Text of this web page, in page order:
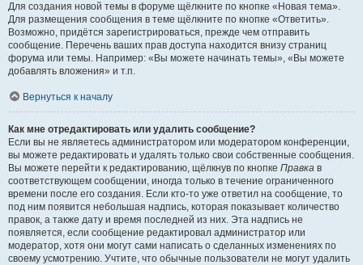
Для создания новой темы в форуме щёлкните по кнопке «Новая тема».
Для размещения сообщения в теме щёлкните по кнопке «Ответить».
Возможно, придётся зарегистрироваться, прежде чем отправить
сообщение. Перечень ваших прав доступа находится внизу страниц
форума или темы. Например: «Вы можете начинать темы», «Вы можете
добавлять вложения» и т.п.
Вернуться к началу
Как мне отредактировать или удалить сообщение?
Если вы не являетесь администратором или модератором конференции,
вы можете редактировать и удалять только свои собственные сообщения.
Вы можете перейти к редактированию, щёлкнув по кнопке Правка в
соответствующем сообщении, иногда только в течение ограниченного
времени после его создания. Если кто-то уже ответил на сообщение, то
под ним появится небольшая надпись, которая показывает количество
правок, а также дату и время последней из них. Эта надпись не
появляется, если сообщение редактировал администратор или
модератор, хотя они могут сами написать о сделанных изменениях по
своему усмотрению. Учтите, что обычные пользователи не могут удалить